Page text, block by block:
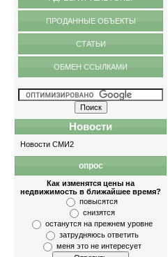
ПРОДАННЫЕ ОБЪЕКТЫ
СТАТЬИ
ОБМЕН ССЫЛКАМИ
Новости
Новости СМИ2
опрос
Как изменятся цены на
недвижимость в ближайшее время?
повысятся
снизятся
останутся на прежнем уровне
затрудняюсь ответить
меня это не интересует